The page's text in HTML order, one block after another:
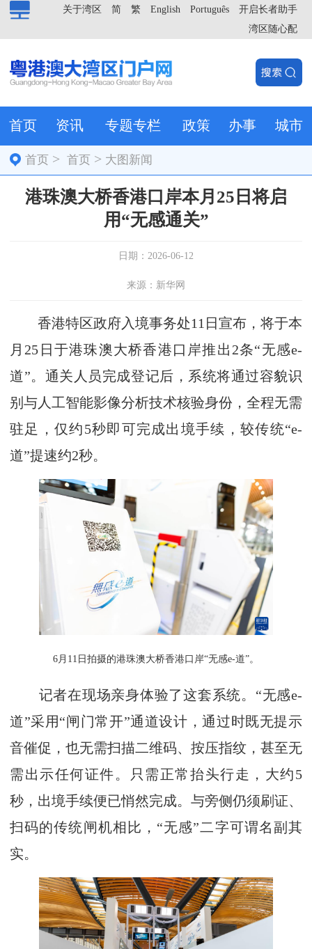
开启长者助手
Português
English
繁
简
关于湾区
湾区随心配
首页 资讯 专题专栏 政策 办事 城市
首页 >首页 > 大图新闻
港珠澳大桥香港口岸本月25日将启
用“无感通关”
日期：2026-06-12
来源：新华网
香港特区政府入境事务处11日宣布，将于本
月25日于港珠澳大桥香港口岸推出2条“无感e-
道”。通关人员完成登记后，系统将通过容貌识
别与人工智能影像分析技术核验身份，全程无需
驻足，仅约5秒即可完成出境手续，较传统“e-
道”提速约2秒。
6月11日拍摄的港珠澳大桥香港口岸“无感e-道”。
记者在现场亲身体验了这套系统。“无感e-
道”采用“闸门常开”通道设计，通过时既无提示
音催促，也无需扫描二维码、按压指纹，甚至无
需出示任何证件。只需正常抬头行走，大约5
秒，出境手续便已悄然完成。与旁侧仍须刷证、
扫码的传统闸机相比，“无感”二字可谓名副其
实。